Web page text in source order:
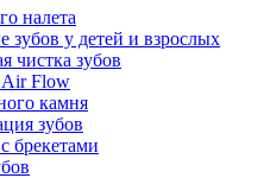
налета
зубов у детей и взрослых
чистка зубов
Air Flow
камня
зубов
брекетами